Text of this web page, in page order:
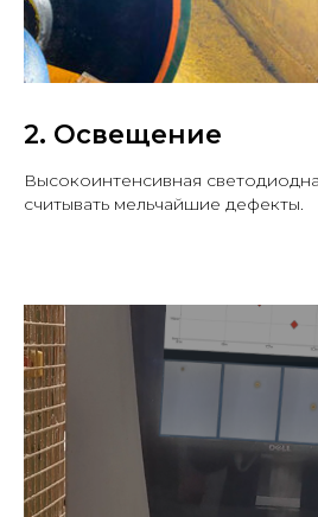
2. Освещение
Высокоинтенсивная
считывать мельчайшие дефекты.